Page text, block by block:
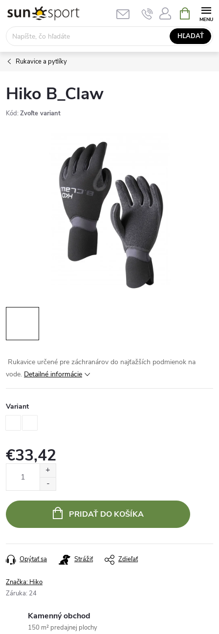
obsah
HĽADAŤ
KOŠÍK
Rukavice a pytlíky
Hiko B_Claw
Kód: Zvoľte variant
Rukavice určené pre záchranárov do najťažších podmienok na
vode. Detailné informácie
Variant
€33,42
PRIDAŤ DO KOŠÍKA
Opýtať sa Strážiť Zdieľať
Značka: Hiko
Záruka: 24
Kamenný obchod
150 m² predajnej plochy